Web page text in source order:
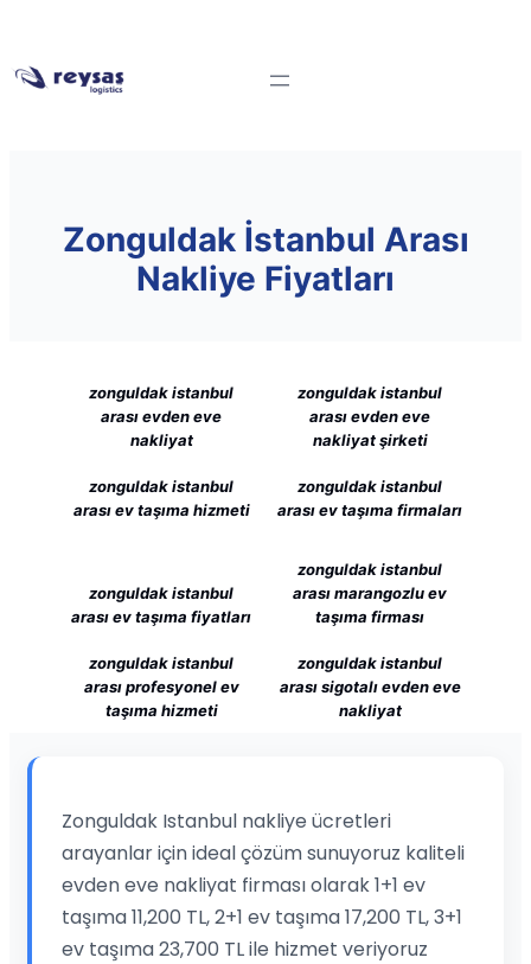
Zonguldak İstanbul Arası
Nakliye Fiyatları
zonguldak istanbul
arası evden eve
nakliyat
zonguldak istanbul
arası evden eve
nakliyat şirketi
zonguldak istanbul
arası ev taşıma hizmeti
zonguldak istanbul
arası ev taşıma firmaları
zonguldak istanbul
arası ev taşıma fiyatları
zonguldak istanbul
arası marangozlu ev
taşıma firması
zonguldak istanbul
arası profesyonel ev
taşıma hizmeti
zonguldak istanbul
arası sigotalı evden eve
nakliyat
Zonguldak Istanbul nakliye ücretleri
arayanlar için ideal çözüm sunuyoruz kaliteli
evden eve nakliyat firması olarak 1+1 ev
taşıma 11,200 TL, 2+1 ev taşıma 17,200 TL, 3+1
ev taşıma 23,700 TL ile hizmet veriyoruz